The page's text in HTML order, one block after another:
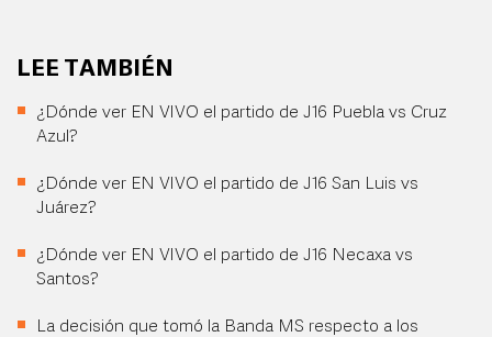
LEE TAMBIÉN
¿Dónde ver EN VIVO el partido de J16 Puebla vs Cruz
Azul?
¿Dónde ver EN VIVO el partido de J16 San Luis vs
Juárez?
¿Dónde ver EN VIVO el partido de J16 Necaxa vs
Santos?
La decisión que tomó la Banda MS respecto a los